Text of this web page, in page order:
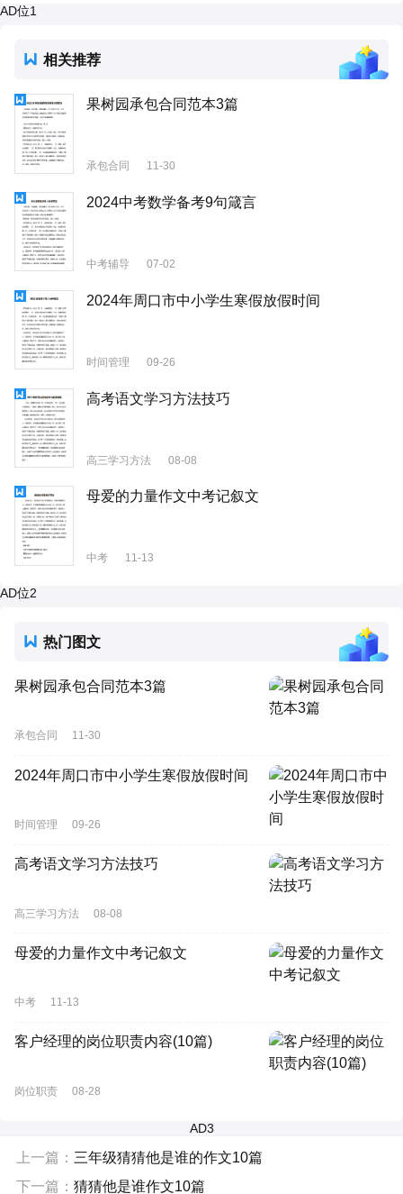
AD位1
相关推荐
果树园承包合同范本3篇
承包合同 11-30
2024中考数学备考9句箴言
中考辅导 07-02
2024年周口市中小学生寒假放假时间
时间管理 09-26
高考语文学习方法技巧
高三学习方法 08-08
母爱的力量作文中考记叙文
中考 11-13
AD位2
热门图文
果树园承包合同范本3篇
承包合同 11-30
2024年周口市中小学生寒假放假时间
时间管理 09-26
高考语文学习方法技巧
高三学习方法 08-08
母爱的力量作文中考记叙文
中考 11-13
客户经理的岗位职责内容(10篇)
岗位职责 08-28
AD3
上一篇： 三年级猜猜他是谁的作文10篇
下一篇： 猜猜他是谁作文10篇